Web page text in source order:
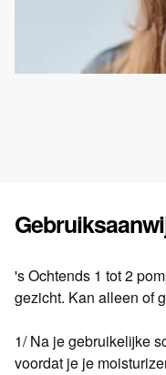
's Ochtends 1 tot 2
gezicht. Kan alleen of
1/ Na je gebruikelijke
voordat je je